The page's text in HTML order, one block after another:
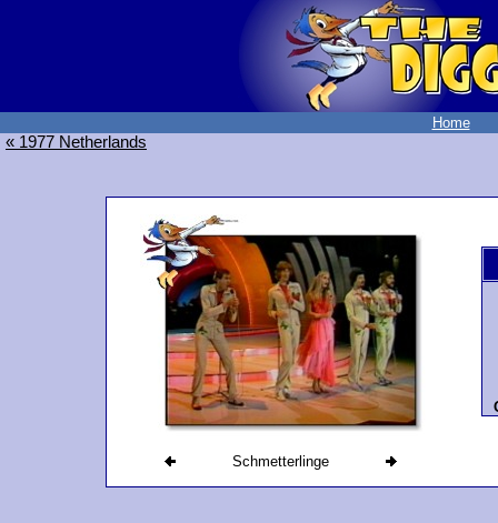
Home
« 1977 Netherlands
Schmetterlinge